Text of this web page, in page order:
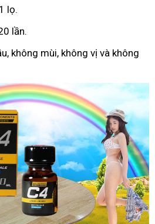
lọ.
lần.
không mùi, không vị và không